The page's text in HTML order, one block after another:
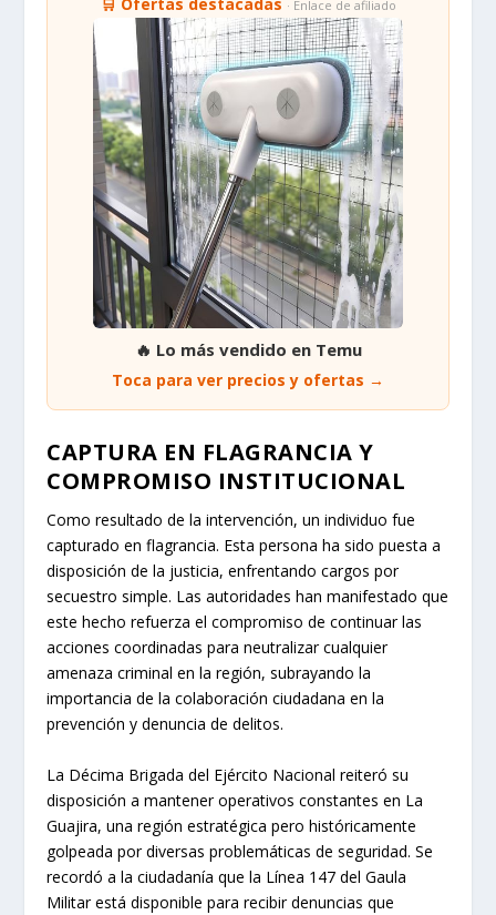
· Enlace de afiliado
🔥 Lo más vendido en Temu
Toca para ver precios y ofertas →
CAPTURA EN FLAGRANCIA Y
COMPROMISO INSTITUCIONAL
Como resultado de la intervención, un individuo fue
capturado en flagrancia. Esta persona ha sido puesta a
disposición de la justicia, enfrentando cargos por
secuestro simple. Las autoridades han manifestado que
este hecho refuerza el compromiso de continuar las
acciones coordinadas para neutralizar cualquier
amenaza criminal en la región, subrayando la
importancia de la colaboración ciudadana en la
prevención y denuncia de delitos.
La Décima Brigada del Ejército Nacional reiteró su
disposición a mantener operativos constantes en La
Guajira, una región estratégica pero históricamente
golpeada por diversas problemáticas de seguridad. Se
recordó a la ciudadanía que la Línea 147 del Gaula
Militar está disponible para recibir denuncias que